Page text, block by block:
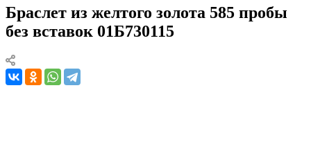
Браслет из желтого золота 585 пробы
без вставок 01Б730115